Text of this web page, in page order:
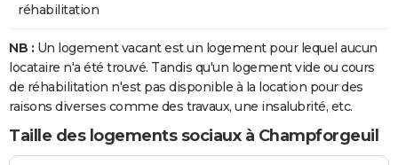
réhabilitation
NB : Un logement vacant est un logement pour lequel aucun
locataire n'a été trouvé. Tandis qu'un logement vide ou cours
de réhabilitation n'est pas disponible à la location pour des
raisons diverses comme des travaux, une insalubrité, etc.
Taille des logements sociaux à Champforgeuil